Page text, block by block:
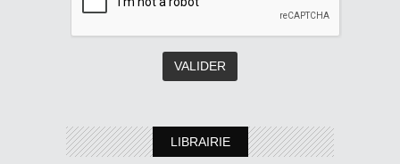
LIBRAIRIE